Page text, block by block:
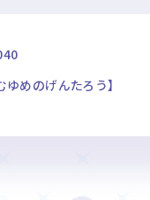
ゆめのげんたろう】